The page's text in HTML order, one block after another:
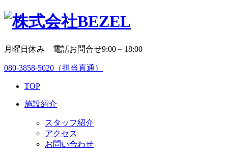
月曜日休み 電話お問合せ9:00～18:00
080-3858-5020 （担当直通）
TOP
施設紹介
スタッフ紹介
アクセス
お問い合わせ